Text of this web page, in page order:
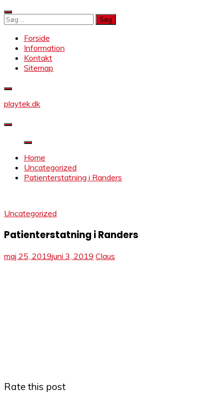
Skip
to
Søg
Forside
Information
Kontakt
Sitemap
playtek.dk
Home
Uncategorized
Patienterstatning i Randers
Uncategorized
Patienterstatning i Randers
maj 25, 2019juni 3, 2019 Claus
Rate this post